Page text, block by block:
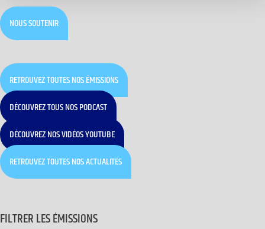
NOUS SOUTENIR
RETROUVEZ TOUTES NOS ÉMISSIONS
DÉCOUVREZ TOUS NOS PODCAST
DÉCOUVREZ NOS VIDÉOS YOUTUBE
RETROUVEZ TOUTES NOS ACTUALITÉS
FILTRER LES ÉMISSIONS